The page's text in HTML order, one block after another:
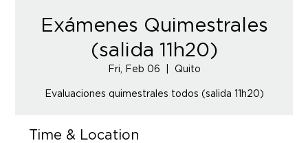
Exámenes Quimestrales
(salida 11h20)
Fri, Feb 06 Quito
Evaluaciones quimestrales todos (salida 11h20)
Time & Location